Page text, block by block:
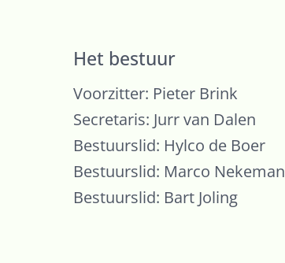
Het bestuur
Voorzitter: Pieter Brink
Secretaris: Jurr van Dalen
Bestuurslid: Hylco de Boer
Bestuurslid: Marco Nekeman
Bestuurslid: Bart Joling